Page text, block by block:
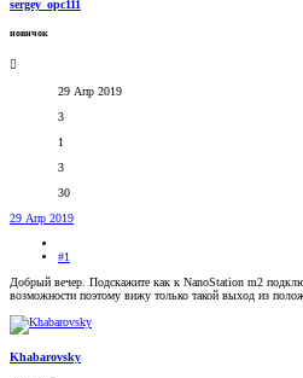
sergey_opc111
новичок
29 Апр 2019
3
1
3
30
29 Апр 2019
#1
Добрый вечер. Подскажите как к NanoStation m2
возможности поэтому вижу только такой выход из
Khabarovsky